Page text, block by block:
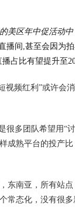
美区年中促活动中
播间,甚至会因为
播占比有望提升至
视频红利”或许会
很多团队希望用“
成熟平台的投产
东南亚，所有站
常态化，没有很